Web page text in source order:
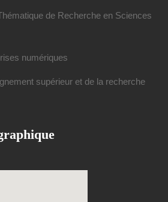
de Recherche en Sciences
numériques
supérieur et de la recherche